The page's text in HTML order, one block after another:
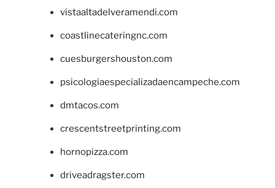
vistaaltadelveramendi.com
coastlinecateringnc.com
cuesburgershouston.com
psicologiaespecializadaencampeche.com
dmtacos.com
crescentstreetprinting.com
hornopizza.com
driveadragster.com